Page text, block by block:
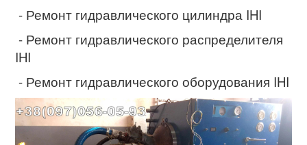
- Ремонт гидравлического цилиндра IHI
- Ремонт гидравлического распределителя
IHI
- Ремонт гидравлического оборудования IHI